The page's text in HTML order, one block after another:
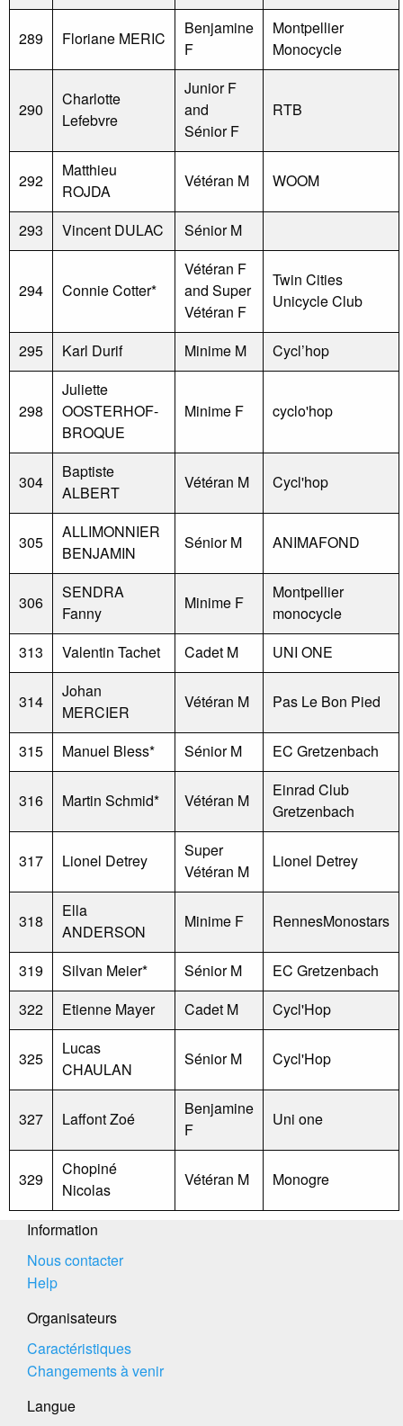
289 Floriane MERIC
Benjamine
F
Montpellier
Monocycle
290
Charlotte
Lefebvre
Junior F
and
Sénior F
RTB
292
Matthieu
ROJDA
Vétéran M WOOM
293 Vincent DULAC Sénior M
294 Connie Cotter*
Vétéran F
and Super
Vétéran F
Twin Cities
Unicycle Club
295 Karl Durif Minime M Cycl’hop
298
Juliette
OOSTERHOF-
BROQUE
Minime F cyclo'hop
304
Baptiste
ALBERT
Vétéran M Cycl'hop
305
ALLIMONNIER
BENJAMIN
Sénior M ANIMAFOND
306
SENDRA
Fanny
Minime F
Montpellier
monocycle
313
Valentin Tachet Cadet M UNI ONE
314
Johan
MERCIER
Vétéran M Pas Le Bon Pied
315 Manuel Bless* Sénior M EC Gretzenbach
316 Martin Schmid* Vétéran M
Einrad Club
Gretzenbach
317 Lionel Detrey
Super
Vétéran M
Lionel Detrey
318
Ella
ANDERSON
Minime F RennesMonostars
319 Silvan Meier* Sénior M
EC Gretzenbach
322
Etienne Mayer Cadet M Cycl'Hop
325
Lucas
CHAULAN
Sénior M Cycl'Hop
327 Laffont Zoé
Benjamine
F
Uni one
329
Chopiné
Nicolas
Vétéran M Monogre
Information
Nous contacter
Help
Organisateurs
Caractéristiques
Changements à venir
Langue